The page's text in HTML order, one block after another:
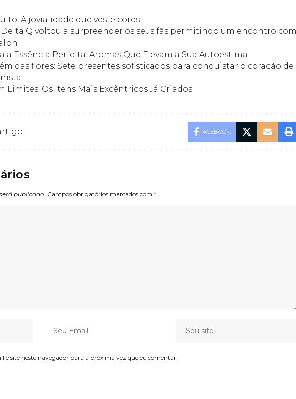
A jovialidade que veste cores
Delta Q voltou a surpreender os seus fãs permitindo um encontro com
a Essência Perfeita: Aromas Que Elevam a Sua Autoestima
das flores: Sete presentes sofisticados para conquistar o coração de
Limites: Os Itens Mais Excêntricos Já Criados
FACEBOOK
publicado. Campos obrigatórios marcados com *
e site neste navegador para a próxima vez que eu comentar.